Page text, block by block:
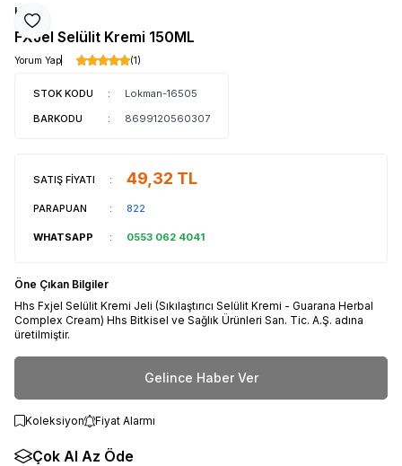
Favoriye Ekle
Hhs
FXJel Selülit Kremi 150ML
Yorum Yap (1)
STOK KODU :
Lokman-16505
BARKODU
: 8699120560307
SATIŞ FİYATI : 49,32 TL
PARAPUAN : 822
WHATSAPP : 0553 062 4041
Öne Çıkan Bilgiler
Hhs Fxjel Selülit Kremi Jeli (Sıkılaştırıcı Selülit Kremi - Guarana Herbal
Complex Cream) Hhs Bitkisel ve Sağlık Ürünleri San. Tic. A.Ş. adına
üretilmiştir.
Gelince Haber Ver
Koleksiyon Fiyat Alarmı
Çok Al Az Öde